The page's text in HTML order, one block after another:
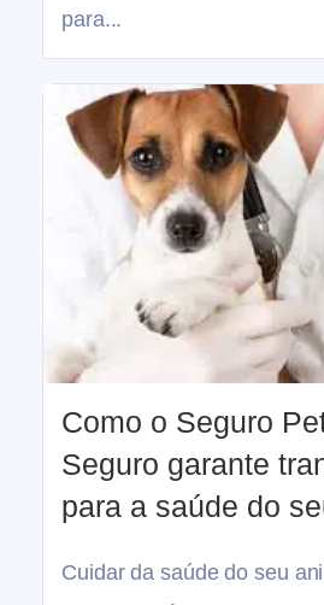
para...
Como o Seguro
Seguro garante
para a saúde do
Cuidar da saúde do seu